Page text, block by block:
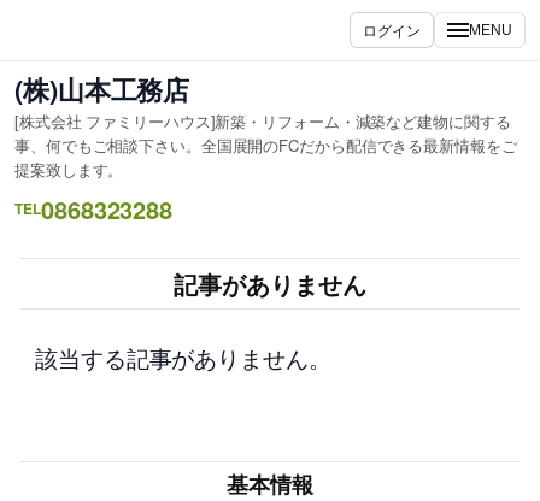
を
ス
キ
ッ
ログイン MENU
(株)山本工務店
[株式会社 ファミリーハウス]新築・リフォーム・減築など建物に関する
事、何でもご相談下さい。全国展開のFCだから配信できる最新情報をご
提案致します。
TEL0868323288
記事がありません
該当する記事がありません。
基本情報